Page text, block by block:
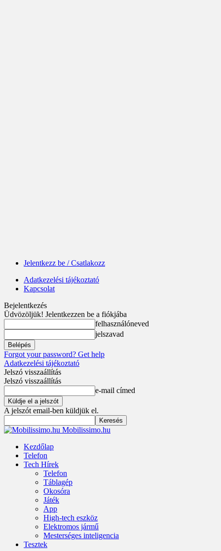
Jelentkezz be / Csatlakozz
Adatkezelési tájékoztató
Kapcsolat
Bejelentkezés
Üdvözöljük! Jelentkezzen be a fiókjába
felhasználóneved
jelszavad
Forgot your password? Get help
Adatkezelési tájékoztató
Jelszó visszaállítás
Jelszó visszaállítás
e-mail címed
A jelszót email-ben küldjük el.
Mobilissimo.hu
Kezdőlap
Telefon
Tech Hírek
Telefon
Táblagép
Okosóra
Játék
App
High-tech eszköz
Elektromos jármű
Mesterséges inteligencia
Tesztek